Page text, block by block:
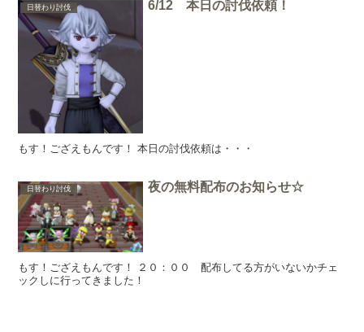
日替わり討伐 6/12 本日の討伐依頼！
もす！ござえもんです！ 本日の討伐依頼は・・・
日替わり討伐 夜の無料配布のお知らせ☆
もす！ござえもんです！ ２０：００ 配布してる方がいないかチェ
ックしに行ってきました！